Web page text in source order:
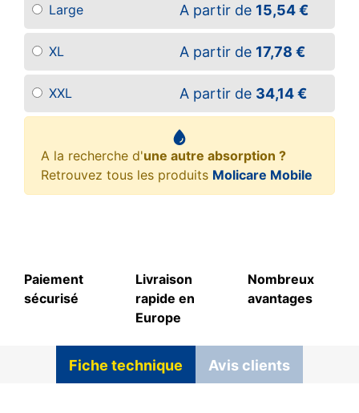
Large A partir de 15,54 €
XL A partir de 17,78 €
XXL A partir de 34,14 €
A la recherche d'une autre absorption ?
Retrouvez tous les produits Molicare Mobile
Paiement
sécurisé
Livraison
rapide en
Europe
Nombreux
avantages
Fiche technique Avis clients